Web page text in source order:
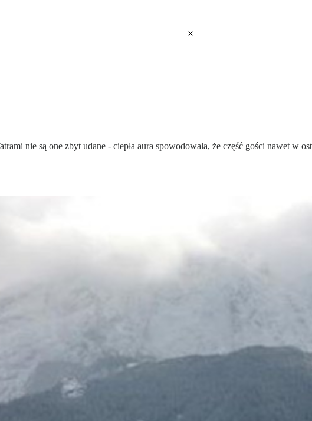
nie są one zbyt udane - ciepła aura spowodowała, że część gości nawet w